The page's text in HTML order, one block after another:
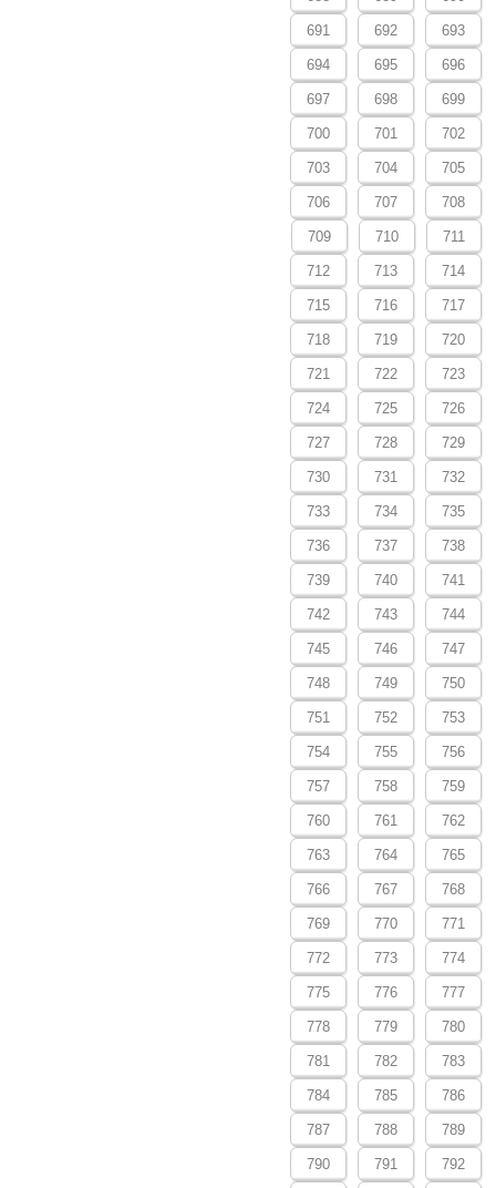
691 692 693
694 695 696
697 698 699
700 701 702
703 704 705
706 707 708
709 710 711
712 713 714
715 716 717
718 719 720
721 722 723
724 725 726
727 728 729
730 731 732
733 734 735
736 737 738
739 740 741
742 743 744
745 746 747
748 749 750
751 752 753
754 755 756
757 758 759
760 761 762
763 764 765
766 767 768
769 770 771
772 773 774
775 776 777
778 779 780
781 782 783
784 785 786
787 788 789
790 791 792